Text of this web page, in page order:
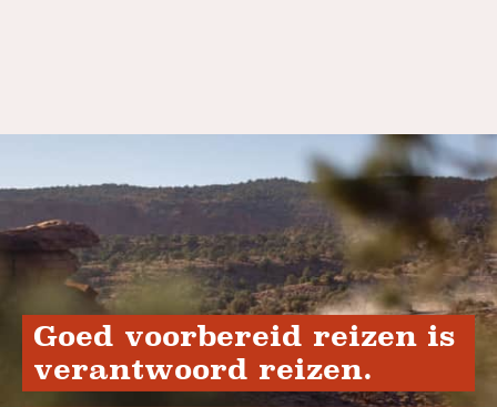
Goed voorbereid reizen is
verantwoord reizen.